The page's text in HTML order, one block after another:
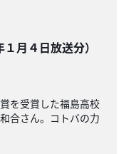
月４日放送分）
を受賞した福島高校
合さん。コトバの力